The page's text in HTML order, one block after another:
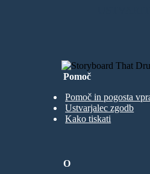
Pomoč
Pomoč in pogosta
Ustvarjalec zgodb
Kako tiskati
O